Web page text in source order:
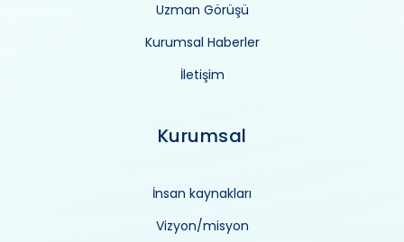
Uzman Görüşü
Kurumsal Haberler
İletişim
Kurumsal
İnsan kaynakları
Vizyon/misyon